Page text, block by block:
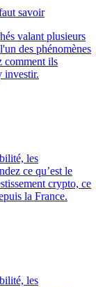
savoir
valant plusieurs
des phénomènes
comment ils
investir.
les
ce qu’est le
crypto, ce
la France.
les